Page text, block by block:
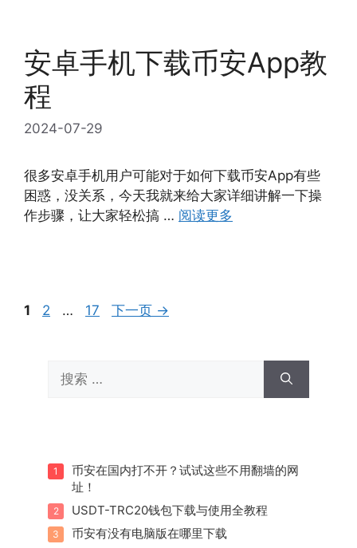
安卓手机下载币安App教
程
2024-07-29
很多安卓手机用户可能对于如何下载币安App有些
困惑，没关系，今天我就来给大家详细讲解一下操
作步骤，让大家轻松搞 … 阅读更多
页
1
页
2 …
页
17 下一页 →
索：
1
币安在国内打不开？试试这些不用翻墙的网
址！
2 USDT-TRC20钱包下载与使用全教程
3 币安有没有电脑版在哪里下载